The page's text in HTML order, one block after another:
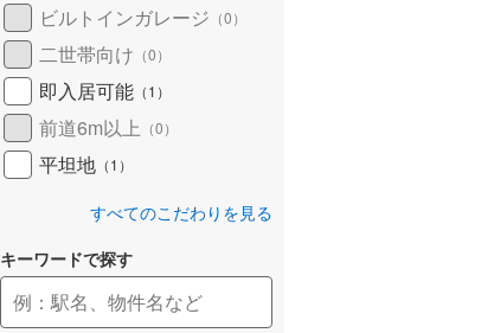
ビルトインガレージ （0）
二世帯向け （0）
即入居可能 （1 ）
前道6m以上 （0）
平坦地 （1 ）
すべてのこだわりを見る
キーワードで探す